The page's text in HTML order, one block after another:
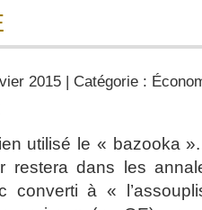
2015 | Catégorie :
utilisé le « bazooka ».
restera dans les
converti à «